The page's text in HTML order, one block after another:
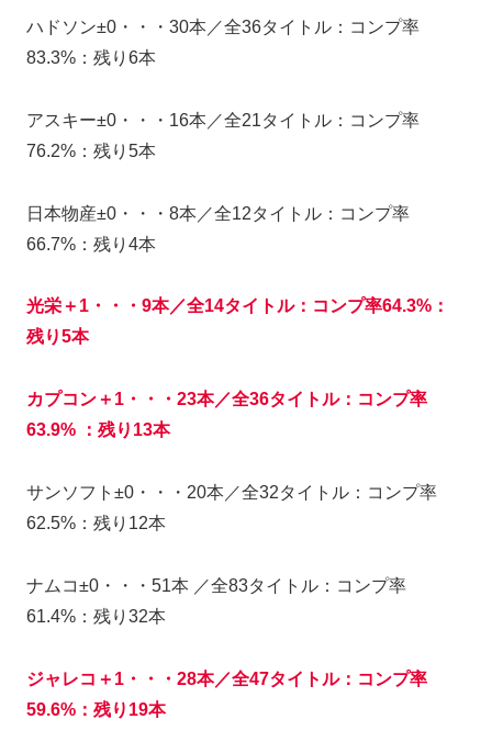
ハドソン±0・・・30本／全36タイトル：コンプ率
83.3%：残り6本
アスキー±0・・・16本／全21タイトル：コンプ率
76.2%：残り5本
日本物産±0・・・8本／全12タイトル：コンプ率
66.7%：残り4本
光栄＋1・・・9本／全14タイトル：コンプ率64.3%：
残り5本
カプコン＋1・・・23本／全36タイトル：コンプ率
63.9% ：残り13本
サンソフト±0・・・20本／全32タイトル：コンプ率
62.5%：残り12本
ナムコ±0・・・51本 ／全83タイトル：コンプ率
61.4%：残り32本
ジャレコ＋1・・・28本／全47タイトル：コンプ率
59.6%：残り19本